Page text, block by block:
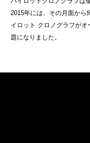
2015年には、その月面から
イロット クロノグラフが
題になりました。